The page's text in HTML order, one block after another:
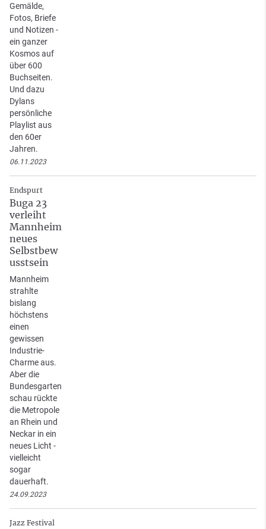
Gemälde,
Fotos, Briefe
und Notizen -
ein ganzer
Kosmos auf
über 600
Buchseiten.
Und dazu
Dylans
persönliche
Playlist aus
den 60er
Jahren.
06.11.2023
Endspurt
Buga 23
verleiht
Mannheim
neues
Selbstbew
usstsein
Mannheim
strahlte
bislang
höchstens
einen
gewissen
Industrie-
Charme aus.
Aber die
Bundesgarten
schau rückte
die Metropole
an Rhein und
Neckar in ein
neues Licht -
vielleicht
sogar
dauerhaft.
24.09.2023
Jazz Festival